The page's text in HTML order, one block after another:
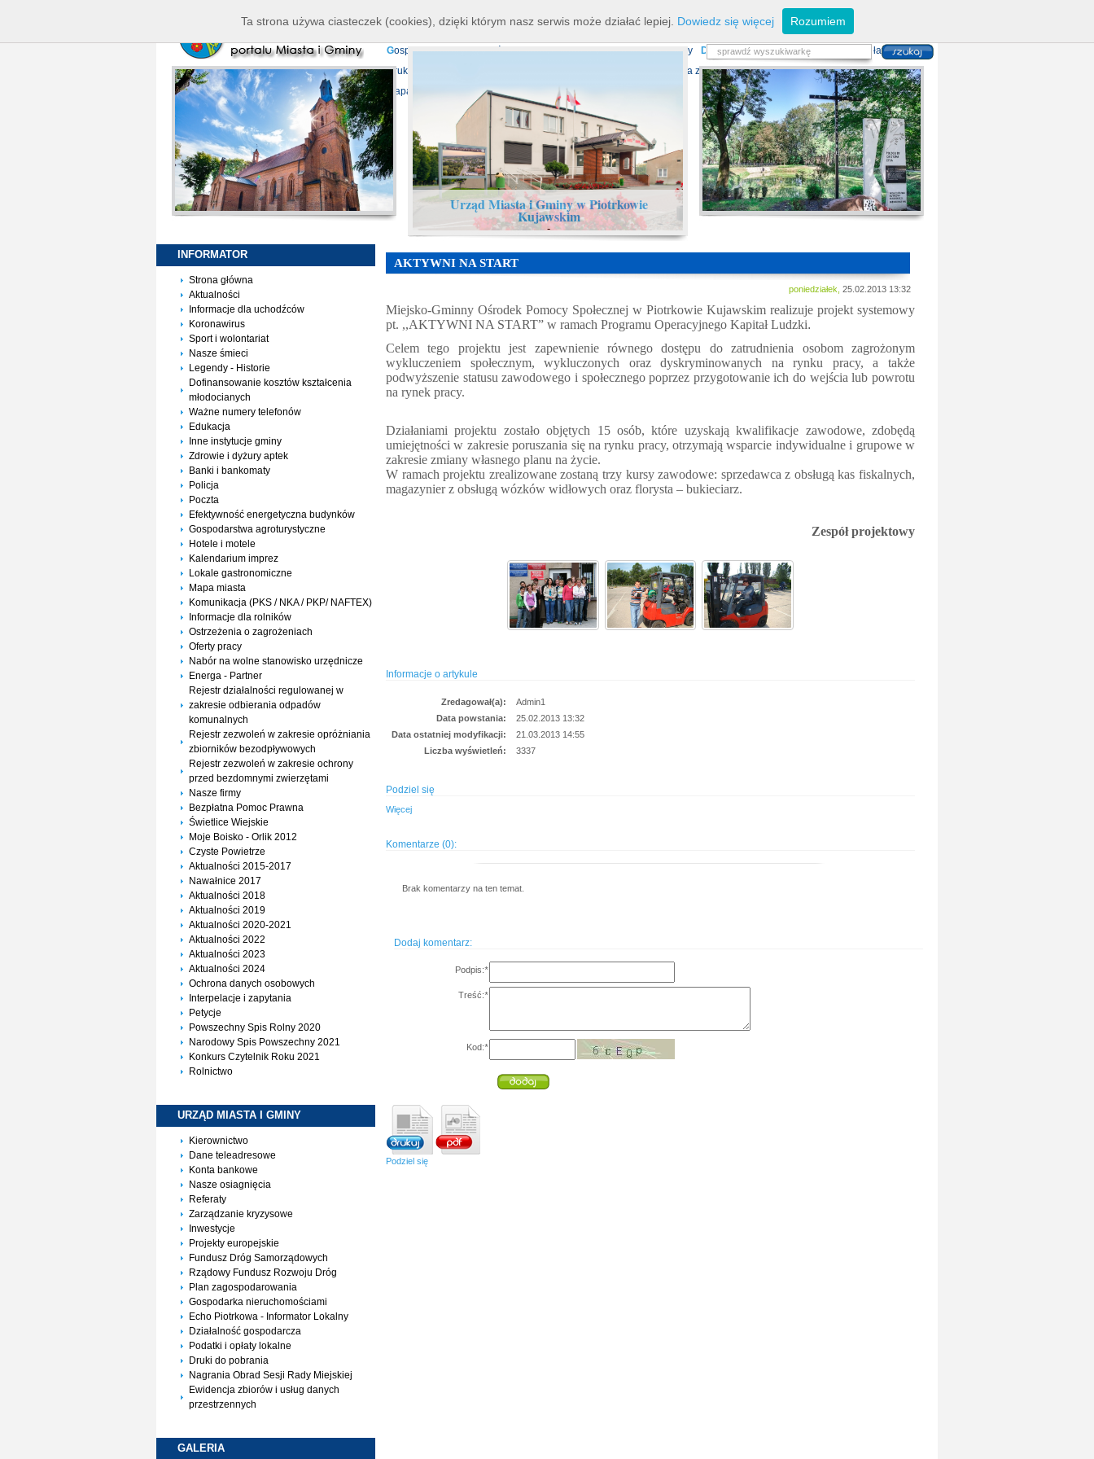
arządzanie kryzysowe
P
rojekty europejskie undusz Dróg Samorządowych ządowy Fundusz Rozwoju Dróg
lan zagospodarowania
Gospodarka nieruchomościami Echo Piotrkowa - Informator Lokalny D ziałalność gospodarcza
odatki i opłaty lokalne
D ruki do pobrania
widencja zbiorów i usług danych przestrzennych
Mapa serwisu
Urząd Miasta i Gminy w Piotrkowie
Kujawskim
-
INFORMATOR
Strona główna
Aktualności
Informacje dla uchodźców
Koronawirus
Sport i wolontariat
Nasze śmieci
Legendy - Historie
Dofinansowanie kosztów kształcenia
młodocianych
Ważne numery telefonów
Edukacja
Inne instytucje gminy
Zdrowie i dyżury aptek
Banki i bankomaty
Policja
Poczta
Efektywność energetyczna budynków
Gospodarstwa agroturystyczne
Hotele i motele
Kalendarium imprez
Lokale gastronomiczne
Mapa miasta
Komunikacja (PKS / NKA / PKP/ NAFTEX)
Informacje dla rolników
Ostrzeżenia o zagrożeniach
Oferty pracy
Nabór na wolne stanowisko urzędnicze
Energa - Partner
Rejestr działalności regulowanej w
zakresie odbierania odpadów
komunalnych
Rejestr zezwoleń w zakresie opróżniania
zbiorników bezodpływowych
Rejestr zezwoleń w zakresie ochrony
przed bezdomnymi zwierzętami
Nasze firmy
Bezpłatna Pomoc Prawna
Świetlice Wiejskie
Moje Boisko - Orlik 2012
Czyste Powietrze
Aktualności 2015-2017
Nawałnice 2017
Aktualności 2018
Aktualności 2019
Aktualności 2020-2021
Aktualności 2022
Aktualności 2023
Aktualności 2024
Ochrona danych osobowych
Interpelacje i zapytania
Petycje
Powszechny Spis Rolny 2020
Narodowy Spis Powszechny 2021
Konkurs Czytelnik Roku 2021
Rolnictwo
URZĄD MIASTA I GMINY
Kierownictwo
Dane teleadresowe
Konta bankowe
Nasze osiagnięcia
Referaty
Zarządzanie kryzysowe
Inwestycje
Projekty europejskie
Fundusz Dróg Samorządowych
Rządowy Fundusz Rozwoju Dróg
Plan zagospodarowania
Gospodarka nieruchomościami
Echo Piotrkowa - Informator Lokalny
Działalność gospodarcza
Podatki i opłaty lokalne
Druki do pobrania
Nagrania Obrad Sesji Rady Miejskiej
Ewidencja zbiorów i usług danych
przestrzennych
GALERIA
AKTYWNI NA START
poniedziałek, 25.02.2013 13:32
Miejsko-Gminny Ośrodek Pomocy Społecznej w Piotrkowie Kujawskim realizuje projekt systemowy
pt. ,,AKTYWNI NA START” w ramach Programu Operacyjnego Kapitał Ludzki.
Celem tego projektu jest zapewnienie równego dostępu do zatrudnienia osobom zagrożonym
wykluczeniem społecznym, wykluczonych oraz dyskryminowanych na rynku pracy, a także
podwyższenie statusu zawodowego i społecznego poprzez przygotowanie ich do wejścia lub powrotu
na rynek pracy.
Działaniami projektu zostało objętych 15 osób, które uzyskają kwalifikacje zawodowe, zdobędą
umiejętności w zakresie poruszania się na rynku pracy, otrzymają wsparcie indywidualne i grupowe w
zakresie zmiany własnego planu na życie.
W ramach projektu zrealizowane zostaną trzy kursy zawodowe: sprzedawca z obsługą kas fiskalnych,
magazynier z obsługą wózków widłowych oraz florysta – bukieciarz.
Zespół projektowy
Informacje o artykule
Zredagował(a):
Admin1
Data powstania:
25.02.2013 13:32
Data ostatniej modyfikacji:
21.03.2013 14:55
Liczba wyświetleń:
3337
Podziel się
Więcej
Komentarze (0):
Brak komentarzy na ten temat.
Dodaj komentarz:
Podpis:*
Treść:*
Kod:*
Podziel się
Ta strona używa ciasteczek (cookies), dzięki którym nasz serwis może działać lepiej. Dowiedz się więcej Rozumiem